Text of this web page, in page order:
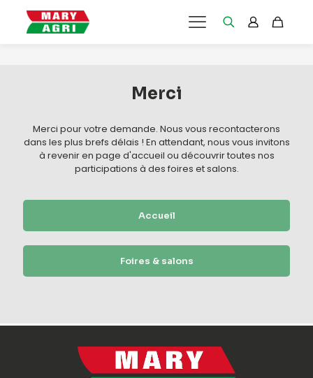
Merci
Merci pour votre demande. Nous vous recontacterons
dans les plus brefs délais ! En attendant, nous vous invitons
à revenir en page d'accueil ou découvrir toutes nos
participations à des foires et salons.
Accueil
Foires & salons